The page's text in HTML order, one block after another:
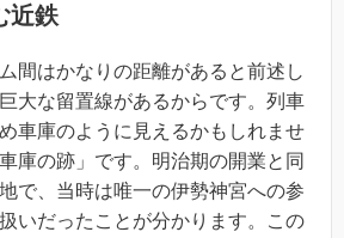
近鉄
間はかなりの距離があると前述し
大な留置線があるからです。列車
車庫のように見えるかもしれませ
庫の跡」です。明治期の開業と同
で、当時は唯一の伊勢神宮への参
いだったことが分かります。この